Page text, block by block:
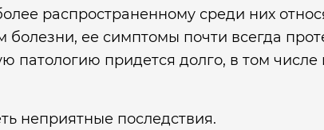
распространенному среди них
ее симптомы почти всегда
патологию придется долго, в том
неприятные последствия.